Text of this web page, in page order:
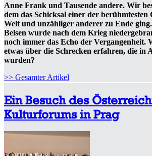
Anne Frank und Tausende andere. Wir
dem das Schicksal einer der berühmtesten
Welt und unzähliger anderer zu Ende
Belsen wurde nach dem Krieg
noch immer das Echo der Vergangenheit.
etwas über die Schrecken erfahren, die in
wurden?
>> Gesamter Artikel
Ein Besuch des
Kulturforums in Prag